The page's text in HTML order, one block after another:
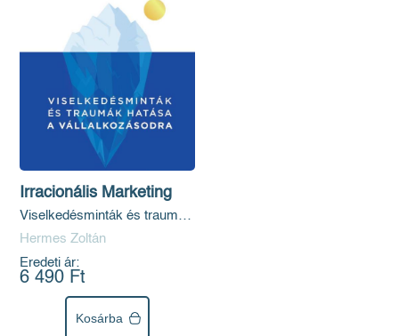
Irracionális Marketing
Viselkedésminták és traumák
hatása a vállalkozásodra
Hermes Zoltán
Eredeti ár:
6 490 Ft
Kosárba